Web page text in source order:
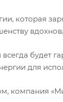
которая
будет
для
компания